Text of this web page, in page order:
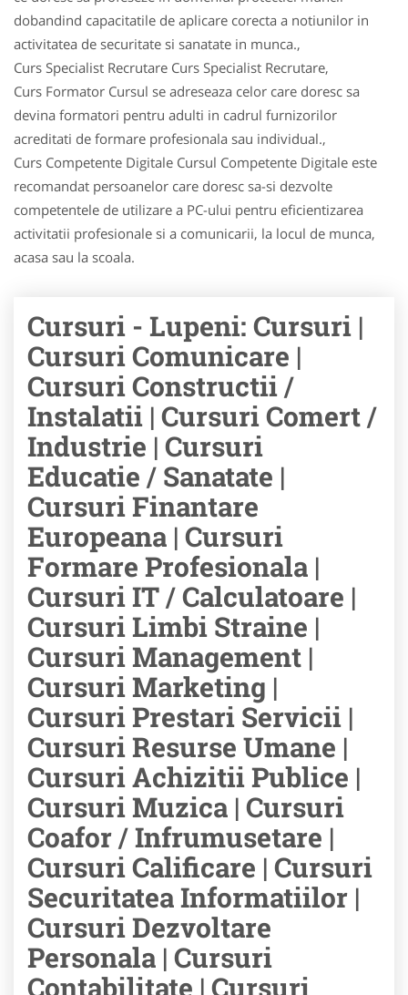
dobandind capacitatile de aplicare corecta a notiunilor in
activitatea de securitate si sanatate in munca.,
Curs Specialist Recrutare Curs Specialist Recrutare,
Curs Formator Cursul se adreseaza celor care doresc sa
devina formatori pentru adulti in cadrul furnizorilor
acreditati de formare profesionala sau individual.,
Curs Competente Digitale Cursul Competente Digitale este
recomandat persoanelor care doresc sa-si dezvolte
competentele de utilizare a PC-ului pentru eficientizarea
activitatii profesionale si a comunicarii, la locul de munca,
acasa sau la scoala.
Cursuri - Lupeni: Cursuri |
Cursuri Comunicare |
Cursuri Constructii /
Instalatii | Cursuri Comert /
Industrie | Cursuri
Educatie / Sanatate |
Cursuri Finantare
Europeana | Cursuri
Formare Profesionala |
Cursuri IT / Calculatoare |
Cursuri Limbi Straine |
Cursuri Management |
Cursuri Marketing |
Cursuri Prestari Servicii |
Cursuri Resurse Umane |
Cursuri Achizitii Publice |
Cursuri Muzica | Cursuri
Coafor / Infrumusetare |
Cursuri Calificare | Cursuri
Securitatea Informatiilor |
Cursuri Dezvoltare
Personala | Cursuri
Contabilitate | Cursuri